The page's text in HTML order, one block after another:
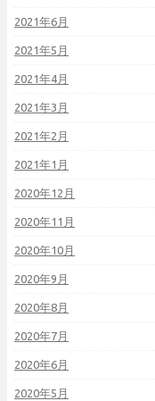
2021年6月
2021年5月
2021年4月
2021年3月
2021年2月
2021年1月
2020年12月
2020年11月
2020年10月
2020年9月
2020年8月
2020年7月
2020年6月
2020年5月